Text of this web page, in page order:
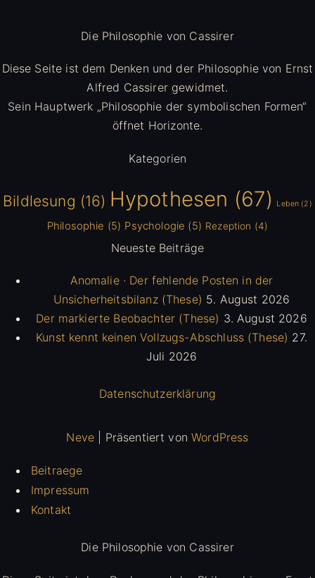
Die Philosophie von Cassirer
Diese Seite ist dem Denken und der Philosophie von Ernst
Alfred Cassirer gewidmet.
Sein Hauptwerk „Philosophie der symbolischen Formen“
öffnet Horizonte.
Kategorien
Bildlesung (16) Hypothesen (67) Leben (2)
Philosophie (5) Psychologie (5) Rezeption (4)
Neueste Beiträge
Anomalie · Der fehlende Posten in der
Unsicherheitsbilanz (These) 5. August 2026
Der markierte Beobachter (These) 3. August 2026
Kunst kennt keinen Vollzugs-Abschluss (These) 27.
Juli 2026
Datenschutzerklärung
Neve | Präsentiert vonWordPress
Beitraege
Impressum
Kontakt
Die Philosophie von Cassirer